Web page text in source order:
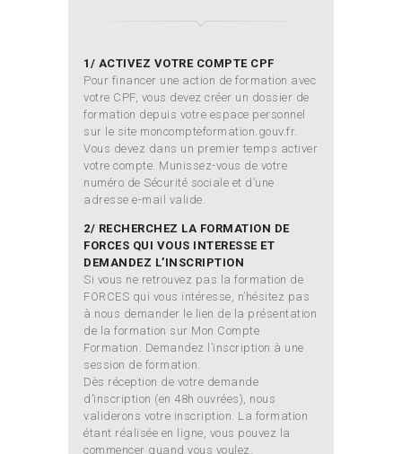
1/ ACTIVEZ VOTRE COMPTE CPF
Pour financer une action de formation avec
votre CPF, vous devez créer un dossier de
formation depuis votre espace personnel
sur le site moncompteformation.gouv.fr.
Vous devez dans un premier temps activer
votre compte. Munissez-vous de votre
numéro de Sécurité sociale et d’une
adresse e-mail valide.
2/ RECHERCHEZ LA FORMATION DE
FORCES QUI VOUS INTERESSE ET
DEMANDEZ L’INSCRIPTION
Si vous ne retrouvez pas la formation de
FORCES qui vous intéresse, n’hésitez pas
à nous demander le lien de la présentation
de la formation sur Mon Compte
Formation. Demandez l’inscription à une
session de formation.
Dès réception de votre demande
d’inscription (en 48h ouvrées), nous
validerons votre inscription. La formation
étant réalisée en ligne, vous pouvez la
commencer quand vous voulez.